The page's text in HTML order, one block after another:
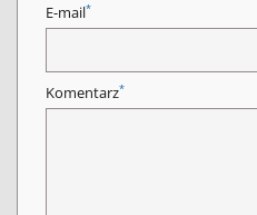
E-mail*
Komentarz*